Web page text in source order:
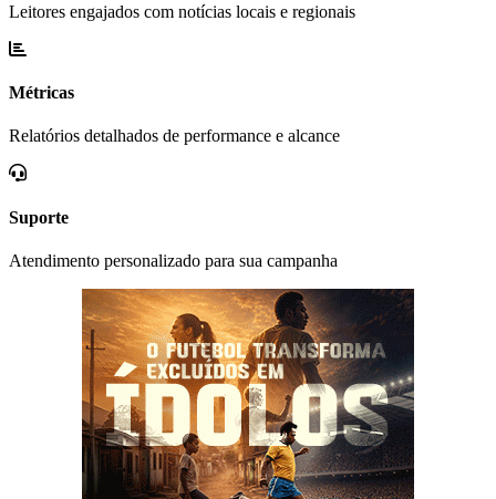
Leitores engajados com notícias locais e regionais
Métricas
Relatórios detalhados de performance e alcance
Suporte
Atendimento personalizado para sua campanha